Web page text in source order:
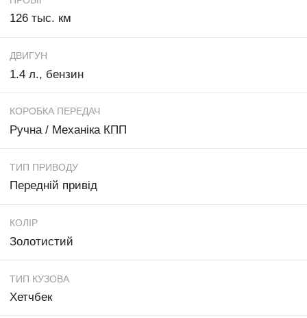
126 тыс. км
ДВИГУН
1.4 л., бензин
КОРОБКА ПЕРЕДАЧ
Ручна / Механіка КПП
ТИП ПРИВОДУ
Передній привід
КОЛІР
Золотистий
ТИП КУЗОВА
Хетчбек